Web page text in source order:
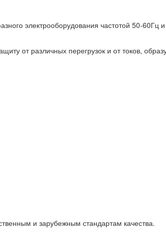
электрооборудования частотой 50-60Гц
от различных перегрузок и от токов,
и зарубежным стандартам качества.